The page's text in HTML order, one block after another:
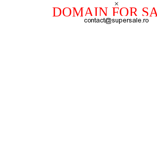
×
DOMAIN FOR